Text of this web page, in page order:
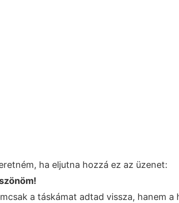
ha eljutna hozzá ez az üzenet:
a táskámat adtad vissza, hanem a